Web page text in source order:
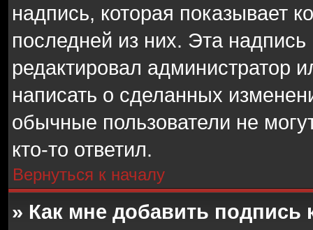
надпись, которая показывает
последней из них. Эта
редактировал администратор
написать о сделанных
обычные пользователи не
кто-то ответил.
Вернуться к началу
» Как мне добавить